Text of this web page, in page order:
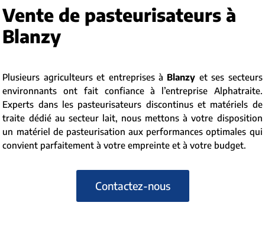
Vente de pasteurisateurs à
Blanzy
Plusieurs agriculteurs et entreprises à Blanzy et ses secteurs
environnants ont fait confiance à l’entreprise Alphatraite.
Experts dans les pasteurisateurs discontinus et matériels de
traite dédié au secteur lait, nous mettons à votre disposition
un matériel de pasteurisation aux performances optimales qui
convient parfaitement à votre empreinte et à votre budget.
Contactez-nous